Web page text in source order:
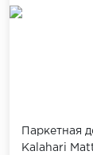
Паркетная
Kalahari